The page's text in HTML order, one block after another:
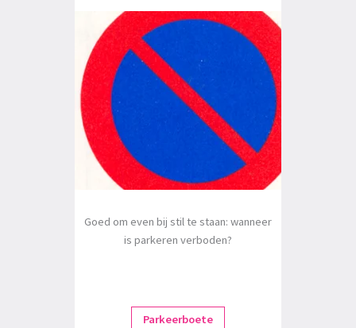
Goed om even bij stil te staan: wanneer
is parkeren verboden?
Parkeerboete